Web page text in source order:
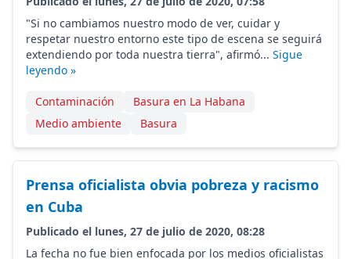
"Si no cambiamos nuestro modo de ver, cuidar y
respetar nuestro entorno este tipo de escena se seguirá
extendiendo por toda nuestra tierra", afirmó... Sigue
leyendo »
Contaminación
Basura en La Habana
Medio ambiente
Basura
Prensa oficialista obvia pobreza y racismo
en Cuba
Publicado el lunes, 27 de julio de 2020, 08:28
La fecha no fue bien enfocada por los medios oficialistas